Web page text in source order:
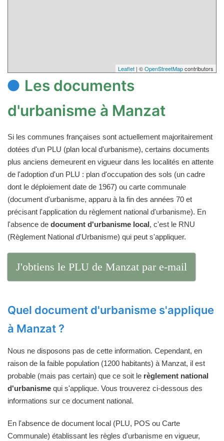
Leaflet | ©OpenStreetMapcontributors
Les documents
d'urbanisme à Manzat
Si les communes françaises sont actuellement majoritairement
dotées d'un PLU (plan local d'urbanisme), certains documents
plus anciens demeurent en vigueur dans les localités en attente
de l'adoption d'un PLU : plan d'occupation des sols (un cadre
dont le déploiement date de 1967) ou carte communale
(document d'urbanisme, apparu à la fin des années 70 et
précisant l'application du règlement national d'urbanisme). En
l'absence de document d'urbanisme local, c'est le RNU
(Règlement National d'Urbanisme) qui peut s'appliquer.
J'obtiens le PLU de Manzat par e-mail
Quel document d'urbanisme s'applique
à Manzat ?
Nous ne disposons pas de cette information. Cependant, en
raison de la faible population (1200 habitants) à Manzat, il est
probable (mais pas certain) que ce soit le règlement national
d'urbanisme qui s'applique. Vous trouverez ci-dessous des
informations sur ce document national.
En l'absence de document local (PLU, POS ou Carte
Communale) établissant les règles d'urbanisme en vigueur,